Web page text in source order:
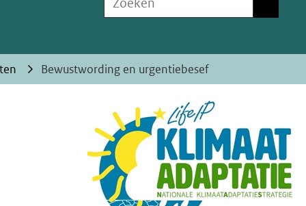
Bewustwording en urgentiebesef